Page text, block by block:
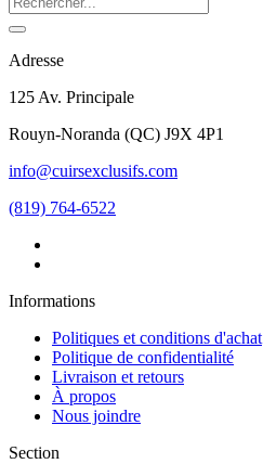
Adresse
125 Av. Principale
Rouyn-Noranda (QC) J9X 4P1
info@cuirsexclusifs.com
(819) 764-6522
Informations
Politiques et conditions d'achat
Politique de confidentialité
Livraison et retours
À propos
Nous joindre
Section